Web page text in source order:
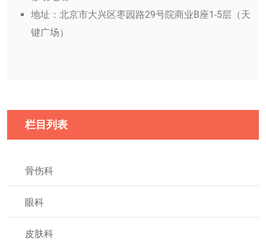
地址：北京市大兴区枣园路29号院商业B座1-5层（天
键广场）
栏目列表
骨伤科
眼科
皮肤科